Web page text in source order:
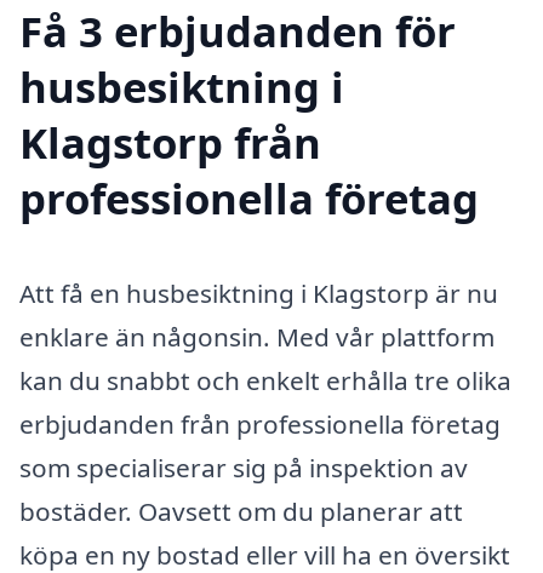
Få 3 erbjudanden för
husbesiktning i
Klagstorp från
professionella företag
Att få en husbesiktning i Klagstorp är nu
enklare än någonsin. Med vår plattform
kan du snabbt och enkelt erhålla tre olika
erbjudanden från professionella företag
som specialiserar sig på inspektion av
bostäder. Oavsett om du planerar att
köpa en ny bostad eller vill ha en översikt